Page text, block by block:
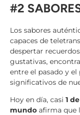
#2
Los sabores
capaces de
despertar
gustativas,
entre el pasado y
significativos de
Hoy en día, casi 1
mundo afirma que